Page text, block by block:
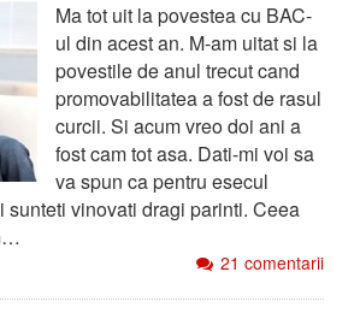
Ma tot uit la povestea cu BAC-
ul din acest an. M-am uitat si la
povestile de anul trecut cand
promovabilitatea a fost de rasul
curcii. Si acum vreo doi ani a
fost cam tot asa. Dati-mi voi sa
va spun ca pentru esecul
sunteti vinovati dragi parinti. Ceea
21 comentarii